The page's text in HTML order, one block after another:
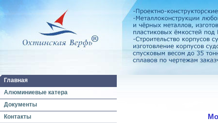
Главная
Алюминиевые катера
Документы
Контакты